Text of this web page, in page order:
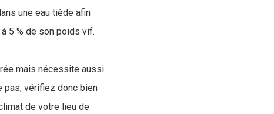
une eau tiède afin
5 % de son poids vif.
mais nécessite aussi
pas, vérifiez donc bien
de votre lieu de